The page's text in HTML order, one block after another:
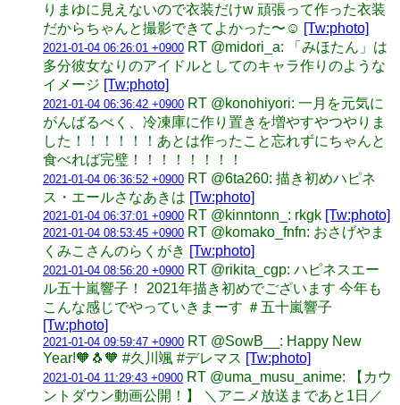
りまゆに見えないので衣装だけw 頑張って作った衣装
だからちゃんと撮影できてよかった〜☺️ [Tw:photo]
2021-01-04 06:26:01 +0900 RT @midori_a: 「みほたん」は
多分彼女なりのアイドルとしてのキャラ作りのような
イメージ [Tw:photo]
2021-01-04 06:36:42 +0900 RT @konohiyori: 一月を元気に
がんばるべく、冷凍庫に作り置きを増やすやつやりま
した！！！！！！あとは作ったこと忘れずにちゃんと
食べれば完璧！！！！！！！！
2021-01-04 06:36:52 +0900 RT @6ta260: 描き初めハピネ
ス・エールさなあきは [Tw:photo]
2021-01-04 06:37:01 +0900 RT @kinntonn_: rkgk [Tw:photo]
2021-01-04 08:53:45 +0900 RT @komako_fnfn: おさげやま
くみこさんのらくがき [Tw:photo]
2021-01-04 08:56:20 +0900 RT @rikita_cgp: ハピネスエー
ル五十嵐響子！ 2021年描き初めでございます 今年も
こんな感じでやっていきまーす ＃五十嵐響子
[Tw:photo]
2021-01-04 09:59:47 +0900 RT @SowB__: Happy New
Year!🧡🐧🧡 #久川颯 #デレマス [Tw:photo]
2021-01-04 11:29:43 +0900 RT @uma_musu_anime: 【カウ
ントダウン動画公開！】 ＼アニメ放送まであと1日／